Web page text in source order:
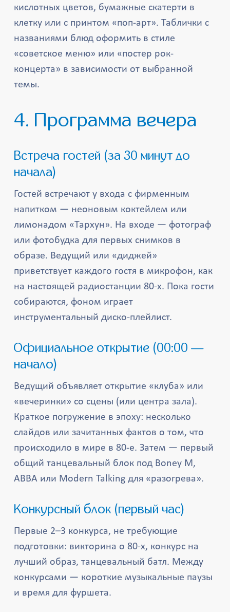
кислотных цветов, бумажные скатерти в
клетку или с принтом «поп-арт». Таблички с
названиями блюд оформить в стиле
«советское меню» или «постер рок-
концерта» в зависимости от выбранной
темы.
4. Программа вечера
Встреча гостей (за 30 минут до
начала)
Гостей встречают у входа с фирменным
напитком — неоновым коктейлем или
лимонадом «Тархун». На входе — фотограф
или фотобудка для первых снимков в
образе. Ведущий или «диджей»
приветствует каждого гостя в микрофон, как
на настоящей радиостанции 80-х. Пока гости
собираются, фоном играет
инструментальный диско-плейлист.
Официальное открытие (00:00 —
начало)
Ведущий объявляет открытие «клуба» или
«вечеринки» со сцены (или центра зала).
Краткое погружение в эпоху: несколько
слайдов или зачитанных фактов о том, что
происходило в мире в 80-е. Затем — первый
общий танцевальный блок под Boney M,
ABBA или Modern Talking для «разогрева».
Конкурсный блок (первый час)
Первые 2–3 конкурса, не требующие
подготовки: викторина о 80-х, конкурс на
лучший образ, танцевальный батл. Между
конкурсами — короткие музыкальные паузы
и время для фуршета.